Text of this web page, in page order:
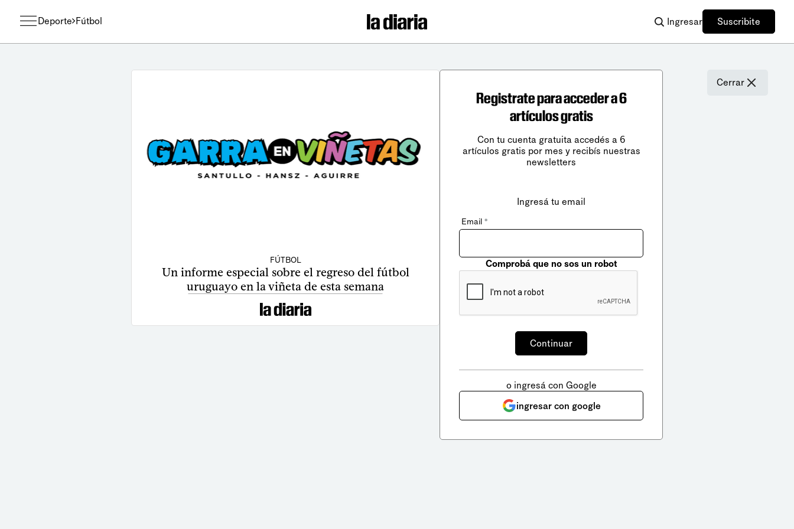
Deporte Fútbol Ingresar Suscribite
FÚTBOL
Un informe especial sobre el regreso del fútbol
uruguayo en la viñeta de esta semana
Cerrar
Registrate para acceder a 6
artículos gratis
Con tu cuenta gratuita accedés a 6
artículos gratis por mes y recibís nuestras
newsletters
Ingresá tu email
Email *
Comprobá que no sos un robot
o ingresá con Google
ingresar con google